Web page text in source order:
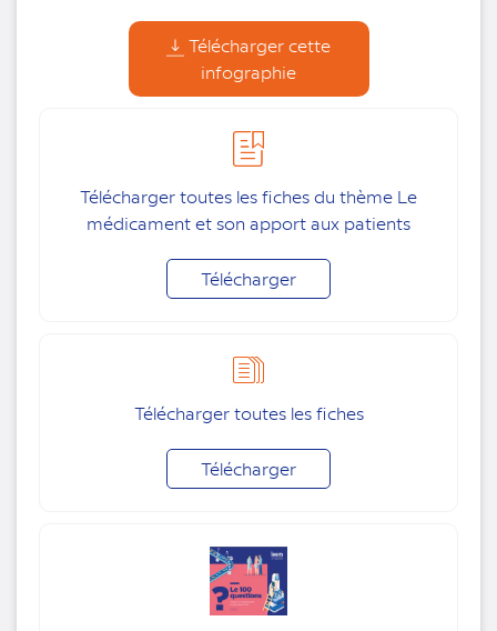
Télécharger cette
infographie
Télécharger toutes les fiches du thème Le
médicament et son apport aux patients
Télécharger
Télécharger toutes les fiches
Télécharger